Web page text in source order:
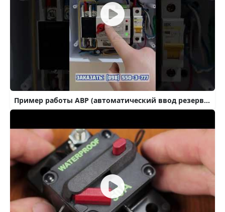
Пример работы АВР (автоматический ввод резерва) 220В 1-фазный 2п